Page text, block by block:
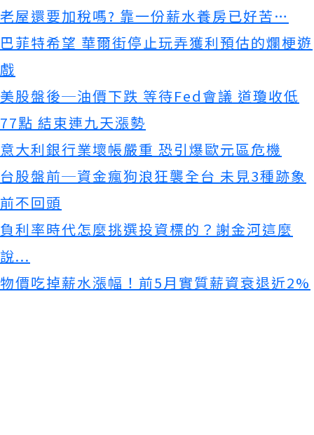
老屋還要加稅嗎? 靠一份薪水養房已好苦…
巴菲特希望 華爾街停止玩弄獲利預估的爛梗遊
戲
美股盤後─油價下跌 等待Fed會議 道瓊收低
77點 結束連九天漲勢
意大利銀行業壞帳嚴重 恐引爆歐元區危機
台股盤前─資金瘋狗浪狂襲全台 未見3種跡象
前不回頭
負利率時代怎麼挑選投資標的？謝金河這麼
說...
物價吃掉薪水漲幅！前5月實質薪資衰退近2%